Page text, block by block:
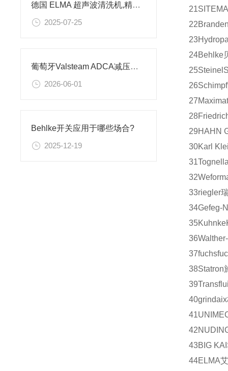
德国 ELMA 超声波清洗机,精密清洗技术
2025-07-25
葡萄牙Valsteam ADCA减压阀技术特征及应用场景解析
2026-06-01
Behlke开关应用于哪些场合?
2025-12-19
21
22
23
24Behlke
25Steinel
26Schimpf
27
28
29HAHN
30Karl
31
32
33riegler
34Gefeg-
35Kuhnke
36
37fuchs
38Statron
39
40grindaix
41
42
43BIG
44ELMA